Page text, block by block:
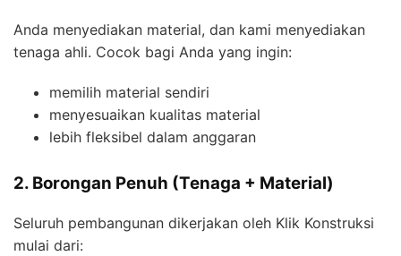
Anda menyediakan material, dan kami menyediakan
tenaga ahli. Cocok bagi Anda yang ingin:
memilih material sendiri
menyesuaikan kualitas material
lebih fleksibel dalam anggaran
2. Borongan Penuh (Tenaga + Material)
Seluruh pembangunan dikerjakan oleh Klik Konstruksi
mulai dari: